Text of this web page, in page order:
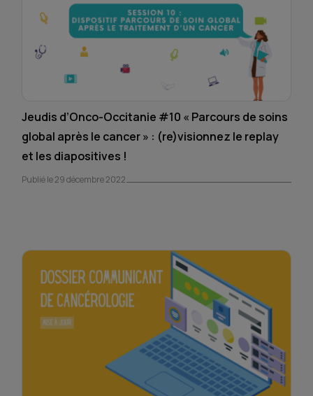
Jeudis d’Onco-Occitanie #10 « Parcours de soins
global après le cancer » : (re)visionnez le replay
et les diapositives !
Publié le 29 décembre 2022